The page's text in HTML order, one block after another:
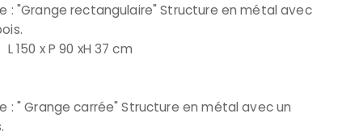
: "Grange rectangulaire" Structure en métal avec
150 x P 90 xH 37 cm
: " Grange carrée" Structure en métal avec un